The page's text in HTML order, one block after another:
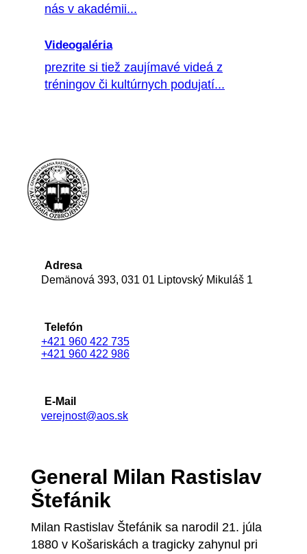
nás v akadémii...
Videogaléria
prezrite si tiež zaujímavé videá z
tréningov či kultúrnych podujatí...
Adresa
Demänová 393, 031 01 Liptovský Mikuláš 1
Telefón
+421 960 422 735
+421 960 422 986
E-Mail
verejnost@aos.sk
General Milan Rastislav
Štefánik
Milan Rastislav Štefánik sa narodil 21. júla
1880 v Košariskách a tragicky zahynul pri